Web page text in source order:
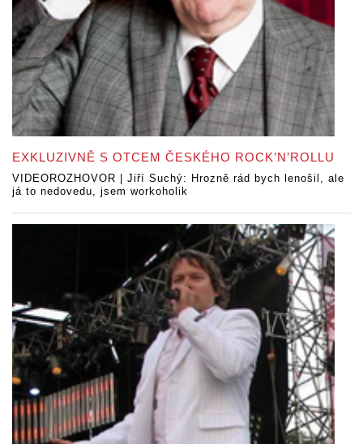
EXKLUZIVNĚ S OTCEM ČESKÉHO ROCK’N’ROLLU
VIDEOROZHOVOR | Jiří Suchý: Hrozně rád bych lenošil, ale
já to nedovedu, jsem workoholik